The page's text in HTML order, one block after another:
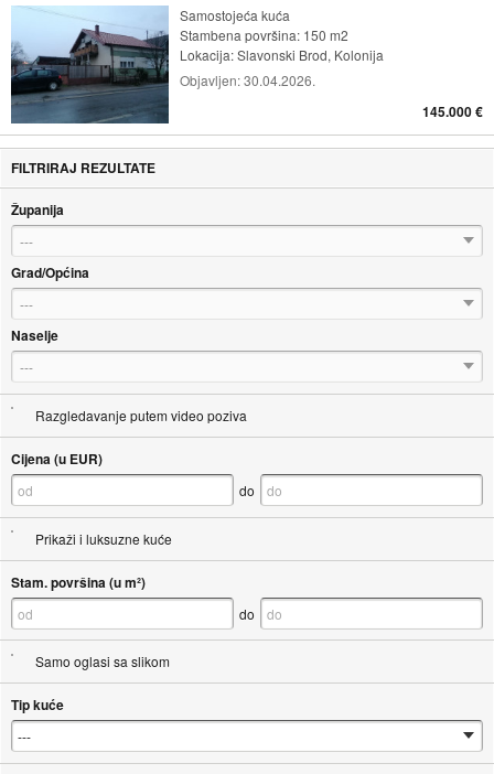
Samostojeća kuća
Stambena površina: 150 m2
Lokacija:Slavonski Brod, Kolonija
Objavljen:30.04.2026.
145.000 €
FILTRIRAJ REZULTATE
Županija
---
Grad/Općina
---
Naselje
---
Razgledavanje putem video poziva
Cijena (u EUR)
do
Prikaži i luksuzne kuće
Stam. površina (u m²)
do
Samo oglasi sa slikom
Tip kuće